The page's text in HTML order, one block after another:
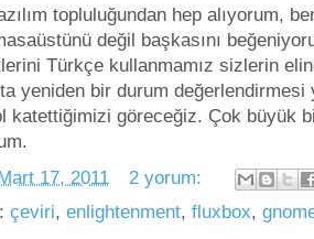
topluluğundan hep alıyorum,
değil başkasını
Türkçe kullanmamız sizlerin
yeniden bir durum değerlendirmesi
katettiğimizi göreceğiz. Çok büyük
Mart 17, 2011
2 yorum:
çeviri, enlightenment, fluxbox,